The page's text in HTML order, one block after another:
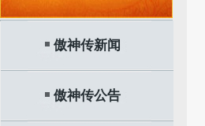
傲神传新闻
傲神传公告